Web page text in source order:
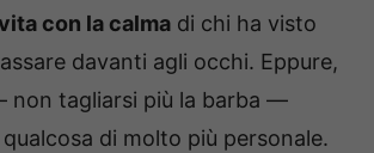
con la calma di chi ha visto
davanti agli occhi. Eppure,
non tagliarsi più la barba —
di molto più personale.